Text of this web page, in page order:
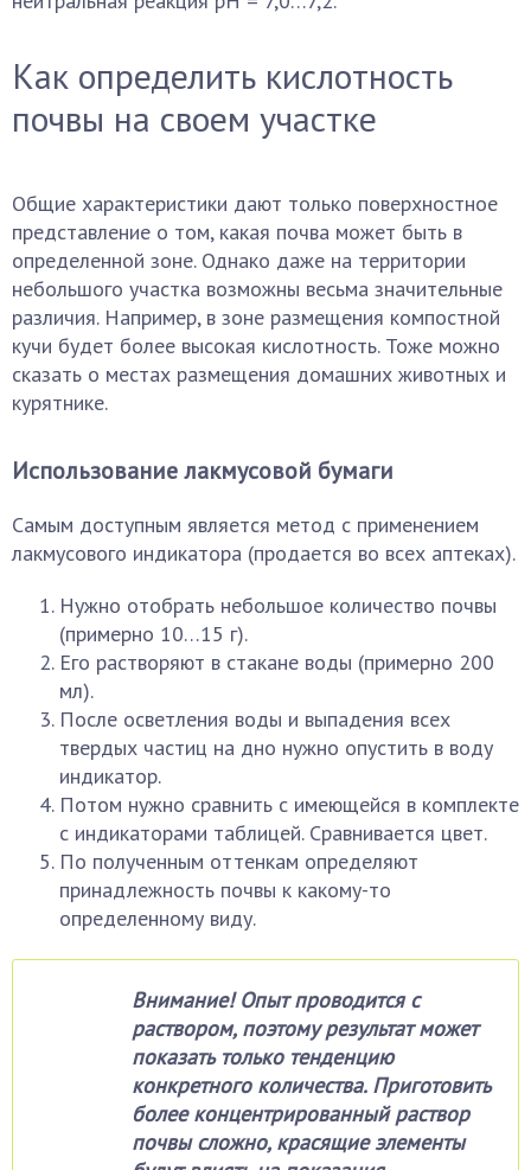
Как определить кислотность
почвы на своем участке
Общие характеристики дают только поверхностное
представление о том, какая почва может быть в
определенной зоне. Однако даже на территории
небольшого участка возможны весьма значительные
различия. Например, в зоне размещения компостной
кучи будет более высокая кислотность. Тоже можно
сказать о местах размещения домашних животных и
курятнике.
Использование лакмусовой бумаги
Самым доступным является метод с применением
лакмусового индикатора (продается во всех аптеках).
Нужно отобрать небольшое количество почвы
(примерно 10…15 г).
Его растворяют в стакане воды (примерно 200
мл).
После осветления воды и выпадения всех
твердых частиц на дно нужно опустить в воду
индикатор.
Потом нужно сравнить с имеющейся в комплекте
с индикаторами таблицей. Сравнивается цвет.
По полученным оттенкам определяют
принадлежность почвы к какому-то
определенному виду.
Внимание! Опыт проводится с
раствором, поэтому результат может
показать только тенденцию
конкретного количества. Приготовить
более концентрированный раствор
почвы сложно, красящие элементы